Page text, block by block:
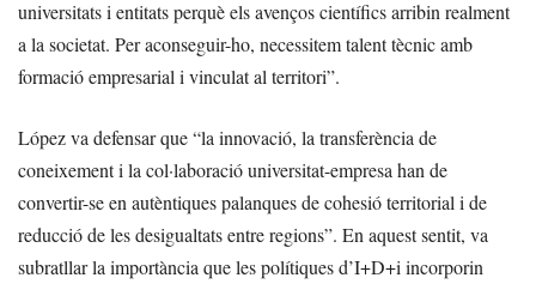
universitats i entitats perquè els avenços científics arribin realment
a la societat. Per aconseguir-ho, necessitem talent tècnic amb
formació empresarial i vinculat al territori”.
López va defensar que “la innovació, la transferència de
coneixement i la col·laboració universitat-empresa han de
convertir-se en autèntiques palanques de cohesió territorial i de
reducció de les desigualtats entre regions”. En aquest sentit, va
subratllar la importància que les polítiques d’I+D+i incorporin